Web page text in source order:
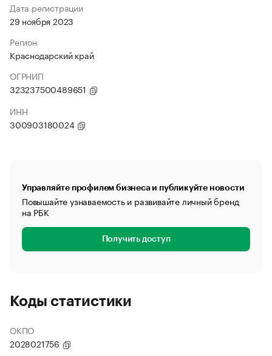
Дата регистрации
29 ноября 2023
Регион
Краснодарский край
ОГРНИП
323237500489651
ИНН
300903180024
Управляйте профилем бизнеса и публикуйте новости
Повышайте узнаваемость и развивайте личный бренд
на РБК
Получить доступ
Коды статистики
ОКПО
2028021756